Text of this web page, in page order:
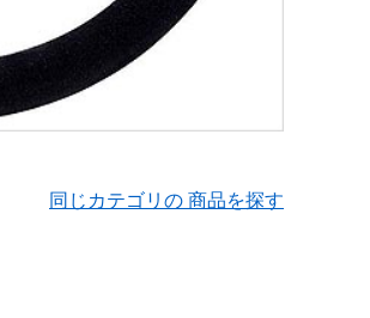
同じカテゴリの 商品を探す